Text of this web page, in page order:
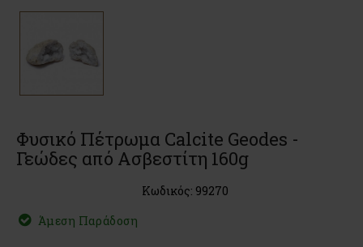
Φυσικό Πέτρωμα Calcite Geodes -
Γεώδες από Ασβεστίτη 160g
Κωδικός: 99270
Άμεση Παράδοση